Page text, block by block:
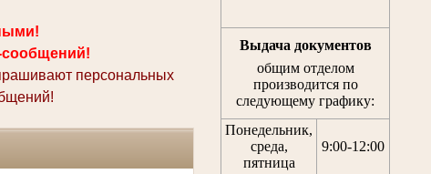
Выдача документов
общим отделом
производится по
следующему графику:
Понедельник,
среда,
пятница
9:00-12:00
персональных